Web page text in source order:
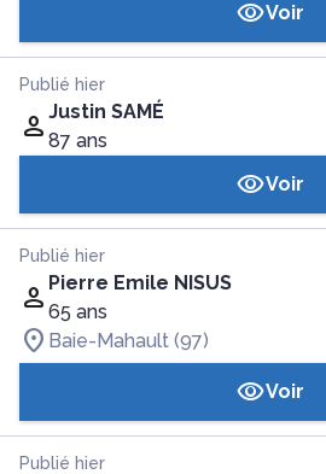
Voir
Publié hier
Justin SAMÉ
87 ans
Voir
Publié hier
Pierre Emile NISUS
65 ans
Baie-Mahault (97)
Voir
Publié hier